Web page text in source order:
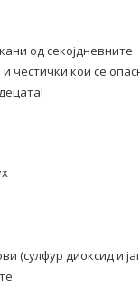
од секојдневните
честички кои се
(сулфур диоксид и